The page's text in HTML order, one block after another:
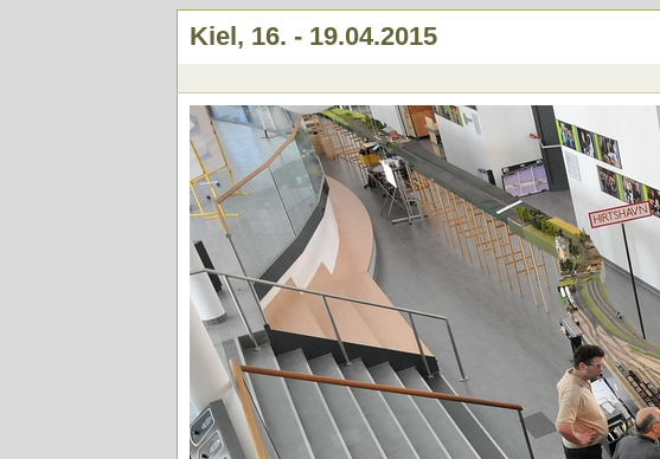
Kiel, 16. - 19.04.2015